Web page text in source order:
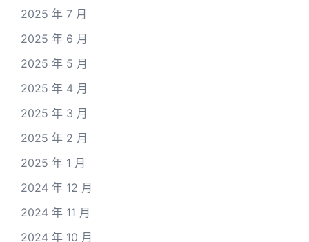
2025 年 7 月
2025 年 6 月
2025 年 5 月
2025 年 4 月
2025 年 3 月
2025 年 2 月
2025 年 1 月
2024 年 12 月
2024 年 11 月
2024 年 10 月